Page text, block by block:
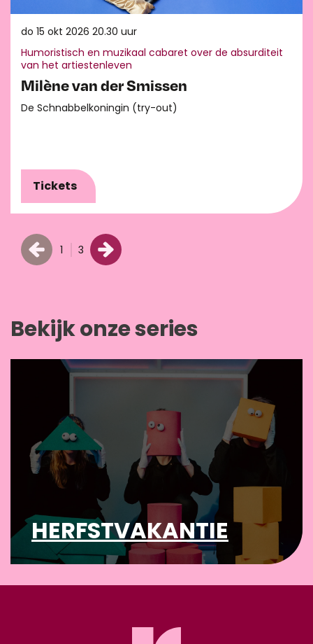
Milène van der Smissen
De Schnabbelkoningin (try-out)
Humoristisch en muzikaal cabaret over de absurditeit
van het artiestenleven
do 15 okt 2026 20.30 uur
Tickets
1 3
Bekijk onze series
HERFSTVAKANTIE